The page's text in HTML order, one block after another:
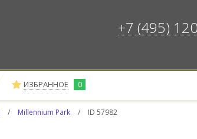
+7 (495)
ИЗБРАННОЕ 0
×
Millennium Park ID 57982